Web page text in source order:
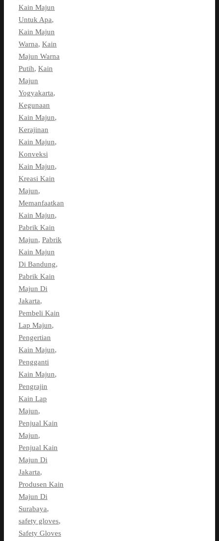
Kain Majun
Untuk Apa,
Kain Majun
Warna, Kain
Majun Warna
Putih, Kain
Majun
Yogyakarta,
Kegunaan
Kain Majun,
Kerajinan
Kain Majun,
Konveksi
Kain Majun,
Kreasi Kain
Majun,
Memanfaatkan
Kain Majun,
Pabrik Kain
Majun, Pabrik
Kain Majun
Di Bandung,
Pabrik Kain
Majun Di
Jakarta,
Pembeli Kain
Lap Majun,
Pengertian
Kain Majun,
Pengganti
Kain Majun,
Pengrajin
Kain Lap
Majun,
Penjual Kain
Majun,
Penjual Kain
Majun Di
Jakarta,
Produsen Kain
Majun Di
Surabaya,
safety gloves,
Safety Gloves